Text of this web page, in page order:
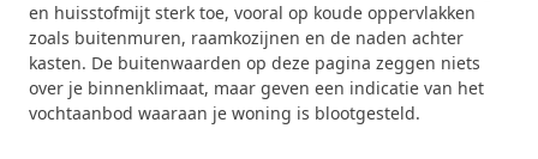
en huisstofmijt sterk toe, vooral op koude oppervlakken
zoals buitenmuren, raamkozijnen en de naden achter
kasten. De buitenwaarden op deze pagina zeggen niets
over je binnenklimaat, maar geven een indicatie van het
vochtaanbod waaraan je woning is blootgesteld.